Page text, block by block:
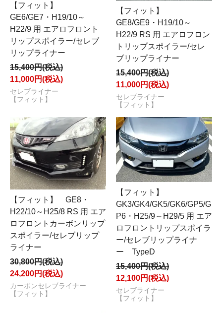
【フィット】
GE6/GE7・H19/10～
H22/9 用 エアロフロント
リップスポイラー/セレブ
リップライナー
15,400円(税込)
11,000円(税込)
セレブライナー
【フィット】
【フィット】
GE8/GE9・H19/10～
H22/9 RS 用 エアロフロン
トリップスポイラー/セレ
ブリップライナー
15,400円(税込)
11,000円(税込)
セレブライナー
【フィット】
【フィット】 GE8・
H22/10～H25/8 RS 用 エア
ロフロントカーボンリップ
スポイラー/セレブリップ
ライナー
30,800円(税込)
24,200円(税込)
カーボンセレブライナー
【フィット】
【フィット】
GK3/GK4/GK5/GK6/GP5/G
P6・H25/9～H29/5 用 エア
ロフロントリップスポイラ
ー/セレブリップライナ
ー TypeD
15,400円(税込)
12,100円(税込)
セレブライナー
【フィット】